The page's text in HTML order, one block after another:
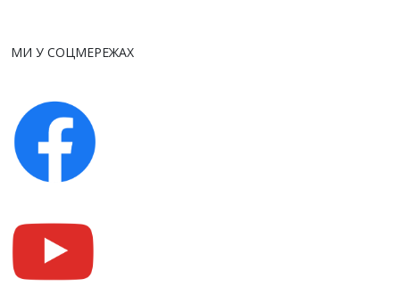
МИ У СОЦМЕРЕЖАХ